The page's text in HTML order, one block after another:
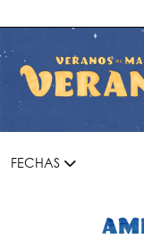
FECHAS